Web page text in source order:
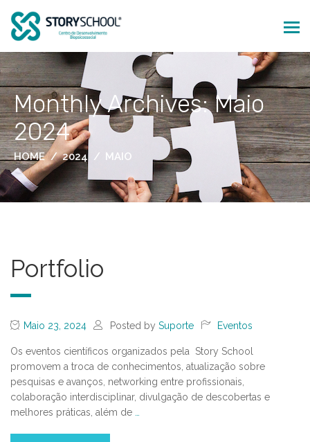
Monthly Archives: Maio
2024
HOME 2024 MAIO
Portfolio
Maio 23, 2024 Posted by Suporte Eventos
Os eventos científicos organizados pela Story School
promovem a troca de conhecimentos, atualização sobre
pesquisas e avanços, networking entre profissionais,
colaboração interdisciplinar, divulgação de descobertas e
melhores práticas, além de